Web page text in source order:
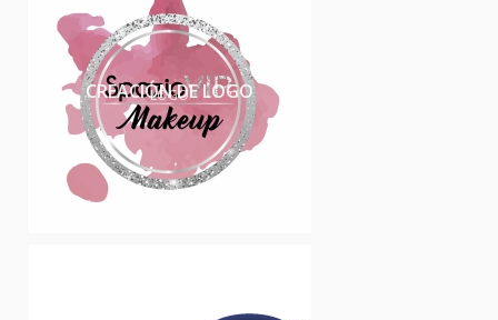
LOGO
CREACIÓN DE LOGO